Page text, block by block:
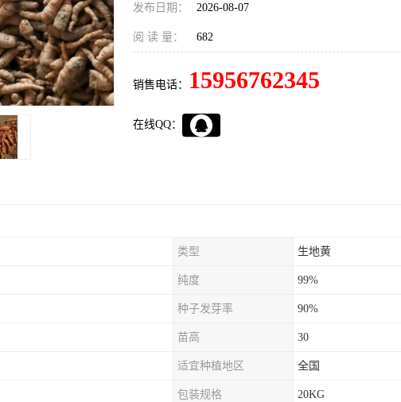
发布日期： 2026-08-07
阅 读 量： 682
销售电话： 15956762345
在线QQ：
类型 生地黄
纯度 99%
种子发芽率 90%
苗高 30
适宜种植地区 全国
包装规格 20KG